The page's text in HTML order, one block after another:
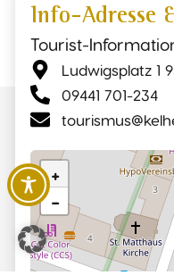
Info-Adresse
Tourist-
Ludwigsplatz 1
09441 701-234
+
−